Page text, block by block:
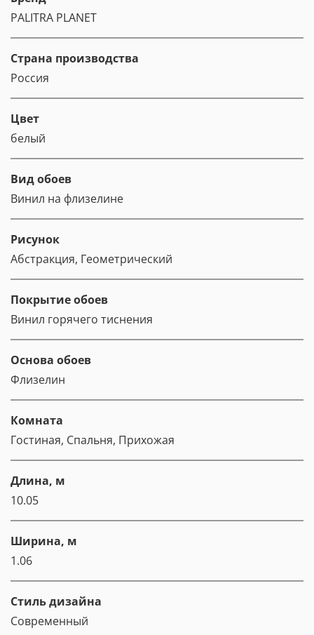
PALITRA PLANET
Страна производства
Россия
Цвет
белый
Вид обоев
Винил на флизелине
Рисунок
Абстракция, Геометрический
Покрытие обоев
Винил горячего тиснения
Основа обоев
Флизелин
Комната
Гостиная, Спальня, Прихожая
Длина, м
10.05
Ширина, м
1.06
Стиль дизайна
Современный